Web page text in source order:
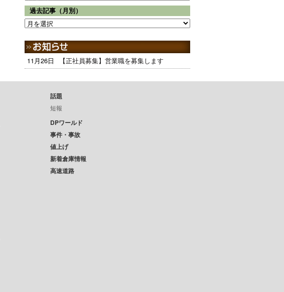
過去記事（月別）
11月26日 【正社員募集】営業職を募集します
話題
短報
DPワールド
事件・事故
値上げ
新着倉庫情報
高速道路